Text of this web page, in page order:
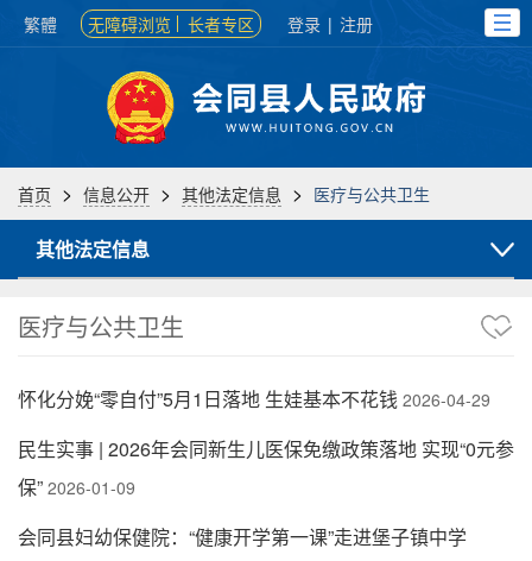
繁體 无障碍浏览 长者专区 登录 | 注册
首页 > 信息公开 > 其他法定信息 > 医疗与公共卫生
其他法定信息
医疗与公共卫生
怀化分娩“零自付”5月1日落地 生娃基本不花钱 2026-04-29
民生实事 | 2026年会同新生儿医保免缴政策落地 实现“0元参
保” 2026-01-09
会同县妇幼保健院：“健康开学第一课”走进堡子镇中学